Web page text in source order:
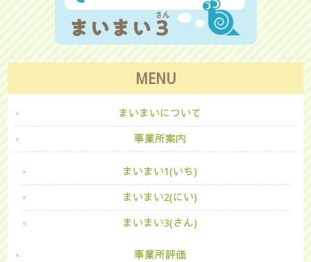
MENU
まいまいについて
事業所案内
まいまい1(いち)
まいまい2(にい)
まいまい3(さん)
事業所評価